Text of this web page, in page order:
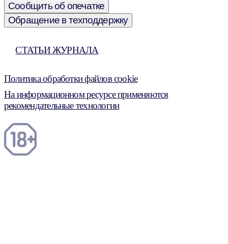
Сообщить об опечатке
Обращение в техподдержку
СТАТЬИ ЖУРНАЛА
Политика обработки файлов cookie
На информационном ресурсе применяются
рекомендательные технологии